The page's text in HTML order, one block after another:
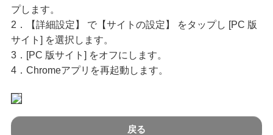
プします。
2．【詳細設定】 で【サイトの設定】 をタップし [PC 版
サイト] を選択します。
3．[PC 版サイト] をオフにします。
4．Chromeアプリを再起動します。
戻る